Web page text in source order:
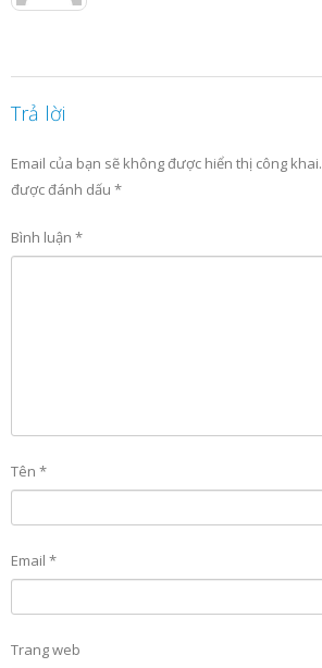
Trả lời
Email của bạn sẽ không được hiển thị công khai.
được đánh dấu *
Bình luận *
Tên *
Email *
Trang web